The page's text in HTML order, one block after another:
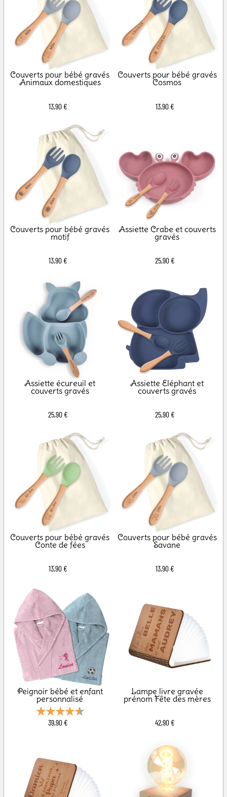
Couverts pour bébé gravés
Animaux domestiques
13,90 €
Couverts pour bébé gravés
Cosmos
13,90 €
Couverts pour bébé gravés
motif
13,90 €
Assiette Crabe et couverts
gravés
25,90 €
Assiette écureuil et
couverts gravés
25,90 €
Assiette Eléphant et
couverts gravés
25,90 €
Couverts pour bébé gravés
Conte de fées
13,90 €
Couverts pour bébé gravés
Savane
13,90 €
Peignoir bébé et enfant
personnalisé
39,90 €
Lampe livre gravée
prénom Fête des mères
42,90 €